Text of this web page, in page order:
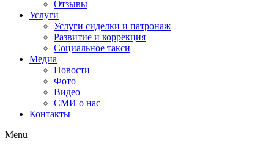
Отзывы
Услуги
Услуги сиделки и патронаж
Развитие и коррекция
Социальное такси
Медиа
Новости
Фото
Видео
СМИ о нас
Контакты
Menu